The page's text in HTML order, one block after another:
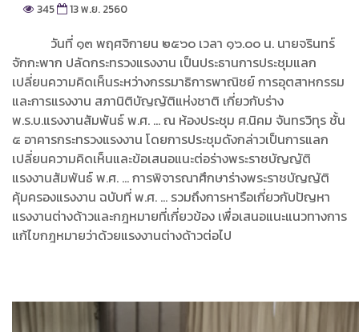
345 13 พ.ย. 2560
วันที่ ๑๓ พฤศจิกายน ๒๕๖๐ เวลา ๑๖.๐๐ น. นายจรินทร์
จักกะพาก ปลัดกระทรวงแรงงาน เป็นประธานการประชุมแลก
เปลี่ยนความคิดเห็นระหว่างกรรมาธิการพาณิชย์ การอุตสาหกรรม
และการแรงงาน สภานิติบัญญัติแห่งชาติ เกี่ยวกับร่าง
พ.ร.บ.แรงงานสัมพันธ์ พ.ศ. … ณ ห้องประชุม ศ.นิคม จันทรวิทุร ชั้น
๕ อาคารกระทรวงแรงงาน โดยการประชุมดังกล่าวเป็นการแลก
เปลี่ยนความคิดเห็นและข้อเสนอแนะต่อร่างพระราชบัญญัติ
แรงงานสัมพันธ์ พ.ศ. … การพิจารณาศึกษาร่างพระราชบัญญัติ
คุ้มครองแรงงาน ฉบับที่ พ.ศ. … รวมถึงการหารือเกี่ยวกับปัญหา
แรงงานต่างด้าวและกฎหมายที่เกี่ยวข้อง เพื่อเสนอแนะแนวทางการ
แก้ไขกฎหมายว่าด้วยแรงงานต่างด้าวต่อไป